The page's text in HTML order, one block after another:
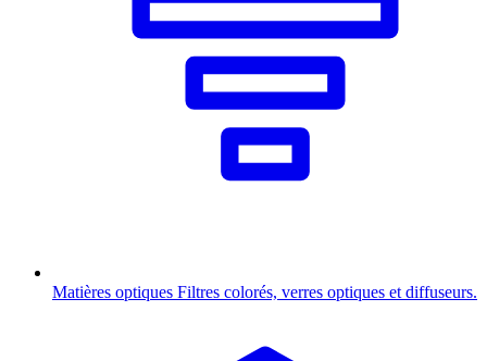
Matières optiques Filtres colorés, verres optiques et diffuseurs.